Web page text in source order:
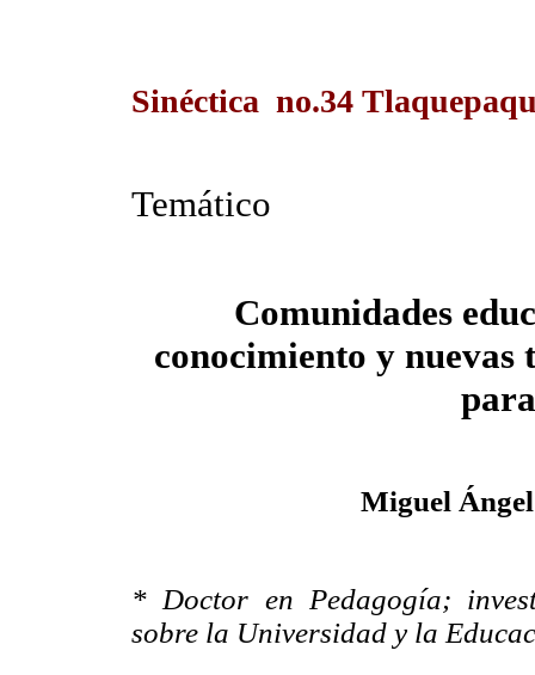
Sinéctica no.34
Temático
Comunidades
conocimiento y nuevas
Miguel
* Doctor en Pedagogía;
sobre la Universidad y la